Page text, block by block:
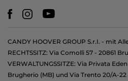
CANDY HOOVER GROUP S.r.I. - mit
RECHTSSITZ: Via Comolli 57 - 20861
VERWALTUNGSSITZE: Via Privata
Brugherio (MB) und Via Trento 20/A-22